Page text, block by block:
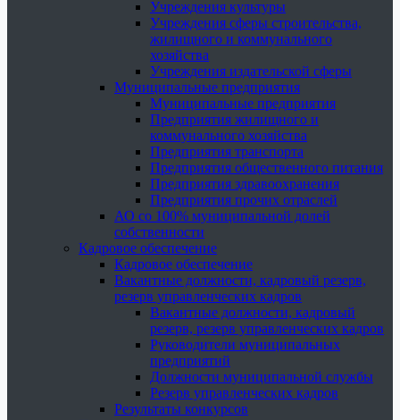
Учреждения культуры
Учреждения сферы строительства,
жилищного и коммунального
хозяйства
Учреждения издательской сферы
Муниципальные предприятия
Муниципальные предприятия
Предприятия жилищного и
коммунального хозяйства
Предприятия транспорта
Предприятия общественного питания
Предприятия здравоохранения
Предприятия прочих отраслей
АО со 100% муниципальной долей
собственности
Кадровое обеспечение
Кадровое обеспечение
Вакантные должности, кадровый резерв,
резерв управленческих кадров
Вакантные должности, кадровый
резерв, резерв управленческих кадров
Руководители муниципальных
предприятий
Должности муниципальной службы
Резерв управленческих кадров
Результаты конкурсов